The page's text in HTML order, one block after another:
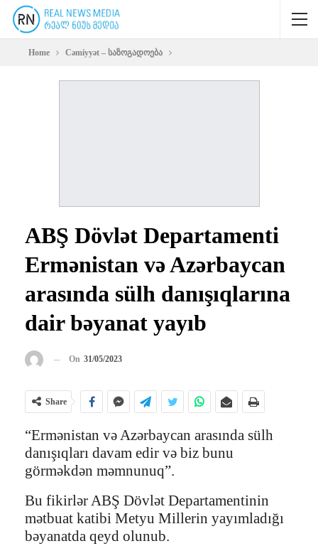
Home Cəmiyyət – საზოგადოება
ABŞ Dövlət Departamenti
Ermənistan və Azərbaycan
arasında sülh danışıqlarına
dair bəyanat yayıb
On 31/05/2023
Share
“Ermənistan və Azərbaycan arasında sülh
danışıqları davam edir və biz bunu
görməkdən məmnunuq”.
Bu fikirlər ABŞ Dövlət Departamentinin
mətbuat katibi Metyu Millerin yayımladığı
bəyanatda qeyd olunub.